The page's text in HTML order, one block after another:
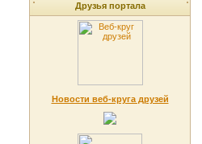
Друзья портала
Новости веб-круга друзей